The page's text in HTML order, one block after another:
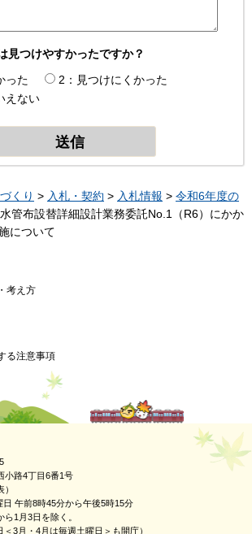
見つけやすかったですか？
った
2：見つけにくかった
えない
くり > 入札・契約 > 入札情報 > 令和6年度の
管布設替詳細設計業務委託No.1（R6）にかか
について
考え方
る注意事項
小路4丁目6番1号
午前8時45分から午後5時15分
ら1月3日を除く。
3月・4月は毎週土曜日＞も開庁）